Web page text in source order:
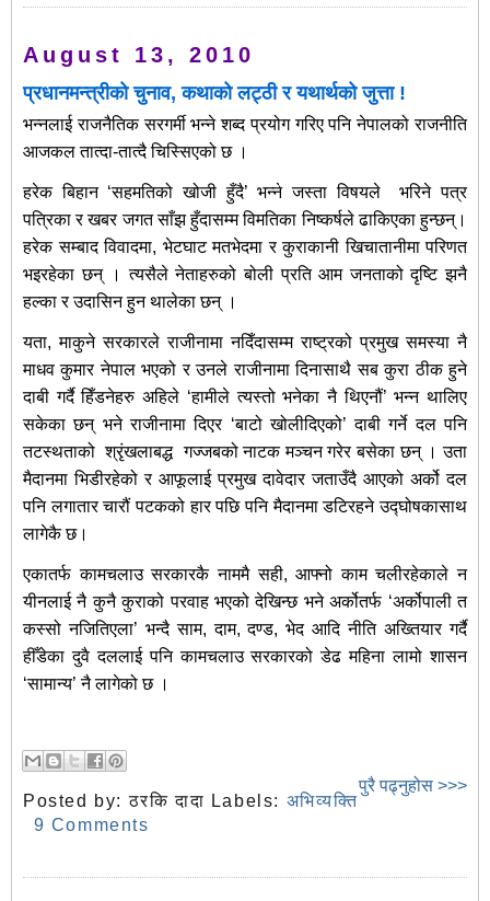
August 13, 2010
प्रधानमन्त्रीको चुनाव, कथाको लट्ठी र यथार्थको जुत्ता !
भन्नलाई राजनैतिक सरगर्मी भन्ने शब्द प्रयोग गरिए पनि नेपालको राजनीति
आजकल तात्दा-तात्दै चिस्सिएको छ ।
हरेक बिहान ‘सहमतिको खोजी हुँदै’ भन्ने जस्ता विषयले भरिने पत्र
पत्रिका र खबर जगत साँझ हुँदासम्म विमतिका निष्कर्षले ढाकिएका हुन्छन्।
हरेक सम्बाद विवादमा, भेटघाट मतभेदमा र कुराकानी खिचातानीमा परिणत
भइरहेका छन् । त्यसैले नेताहरुको बोली प्रति आम जनताको दृष्टि झनै
हल्का र उदासिन हुन थालेका छन् ।
यता, माकुने सरकारले राजीनामा नदिँदासम्म राष्ट्रको प्रमुख समस्या नै
माधव कुमार नेपाल भएको र उनले राजीनामा दिनासाथै सब कुरा ठीक हुने
दाबी गर्दै हिँडनेहरु अहिले ‘हामीले त्यस्तो भनेका नै थिएनौं’ भन्न थालिए
सकेका छन् भने राजीनामा दिएर ‘बाटो खोलीदिएको’ दाबी गर्ने दल पनि
तटस्थताको श्रृंखलाबद्ध गज्जबको नाटक मञ्चन गरेर बसेका छन् । उता
मैदानमा भिडीरहेको र आफूलाई प्रमुख दावेदार जताउँदै आएको अर्को दल
पनि लगातार चारौं पटकको हार पछि पनि मैदानमा डटिरहने उद्घोषकासाथ
लागेकै छ।
एकातर्फ कामचलाउ सरकारकै नाममै सही, आफ्नो काम चलीरहेकाले न
यीनलाई नै कुनै कुराको परवाह भएको देखिन्छ भने अर्कोतर्फ ‘अर्कोपाली त
कस्सो नजितिएला’ भन्दै साम, दाम, दण्ड, भेद आदि नीति अख्तियार गर्दै
हीँडेका दुवै दललाई पनि कामचलाउ सरकारको डेढ महिना लामो शासन
‘सामान्य’ नै लागेको छ ।
पुरै पढ्नुहोस >>>
Posted by:ठरकि दादा Labels: अभिव्यक्ति
9 Comments